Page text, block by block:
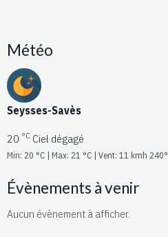
Météo
Seysses-Savès
20 °C Ciel dégagé
Min: 20 °C | Max: 21 °C | Vent: 11 kmh 240°
Évènements à venir
Aucun évènement à afficher.